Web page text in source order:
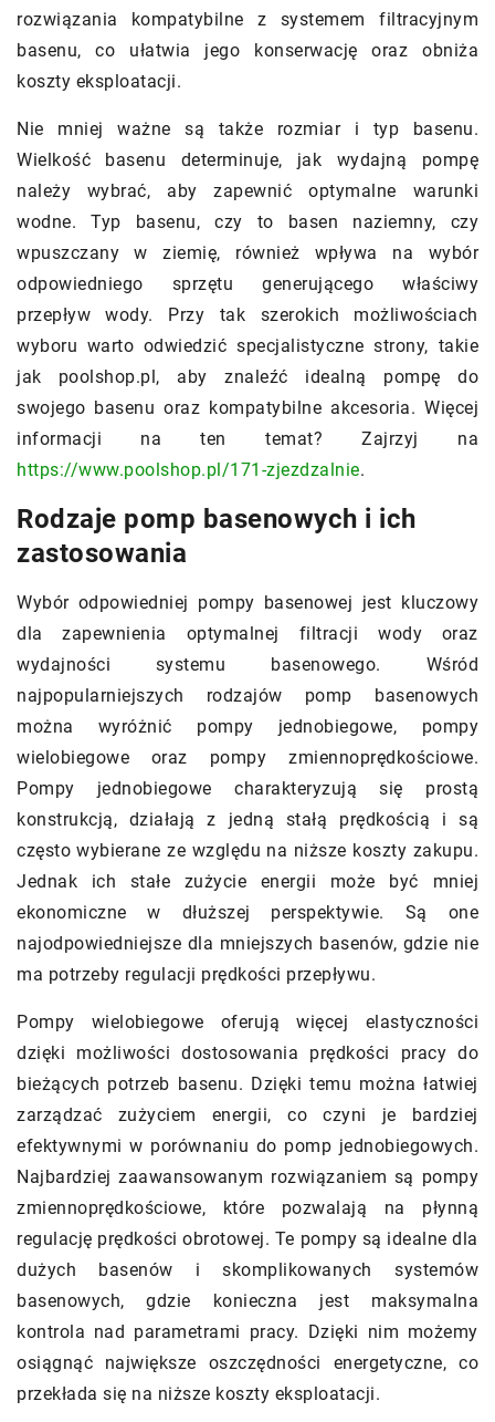
rozwiązania kompatybilne z systemem filtracyjnym
basenu, co ułatwia jego konserwację oraz obniża
koszty eksploatacji.
Nie mniej ważne są także rozmiar i typ basenu.
Wielkość basenu determinuje, jak wydajną pompę
należy wybrać, aby zapewnić optymalne warunki
wodne. Typ basenu, czy to basen naziemny, czy
wpuszczany w ziemię, również wpływa na wybór
odpowiedniego sprzętu generującego właściwy
przepływ wody. Przy tak szerokich możliwościach
wyboru warto odwiedzić specjalistyczne strony, takie
jak poolshop.pl, aby znaleźć idealną pompę do
swojego basenu oraz kompatybilne akcesoria. Więcej
informacji na ten temat? Zajrzyj na
https://www.poolshop.pl/171-zjezdzalnie.
Rodzaje pomp basenowych i ich
zastosowania
Wybór odpowiedniej pompy basenowej jest kluczowy
dla zapewnienia optymalnej filtracji wody oraz
wydajności systemu basenowego. Wśród
najpopularniejszych rodzajów pomp basenowych
można wyróżnić pompy jednobiegowe, pompy
wielobiegowe oraz pompy zmiennoprędkościowe.
Pompy jednobiegowe charakteryzują się prostą
konstrukcją, działają z jedną stałą prędkością i są
często wybierane ze względu na niższe koszty zakupu.
Jednak ich stałe zużycie energii może być mniej
ekonomiczne w dłuższej perspektywie. Są one
najodpowiedniejsze dla mniejszych basenów, gdzie nie
ma potrzeby regulacji prędkości przepływu.
Pompy wielobiegowe oferują więcej elastyczności
dzięki możliwości dostosowania prędkości pracy do
bieżących potrzeb basenu. Dzięki temu można łatwiej
zarządzać zużyciem energii, co czyni je bardziej
efektywnymi w porównaniu do pomp jednobiegowych.
Najbardziej zaawansowanym rozwiązaniem są pompy
zmiennoprędkościowe, które pozwalają na płynną
regulację prędkości obrotowej. Te pompy są idealne dla
dużych basenów i skomplikowanych systemów
basenowych, gdzie konieczna jest maksymalna
kontrola nad parametrami pracy. Dzięki nim możemy
osiągnąć największe oszczędności energetyczne, co
przekłada się na niższe koszty eksploatacji.